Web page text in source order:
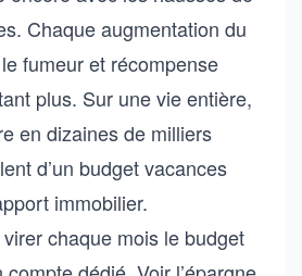
Chaque augmentation du
fumeur et récompense
plus. Sur une vie entière,
en dizaines de milliers
d’un budget vacances
immobilier.
chaque mois le budget